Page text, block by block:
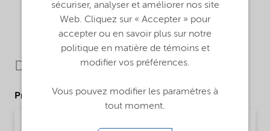
Downloads
Product Data Sheets
sécuriser, analyser et améliorer nos site
Web. Cliquez sur « Accepter » pour
accepter ou en savoir plus sur notre
politique en matière de témoins et
modifier vos préférences.
Vous pouvez modifier les paramètres à
tout moment.